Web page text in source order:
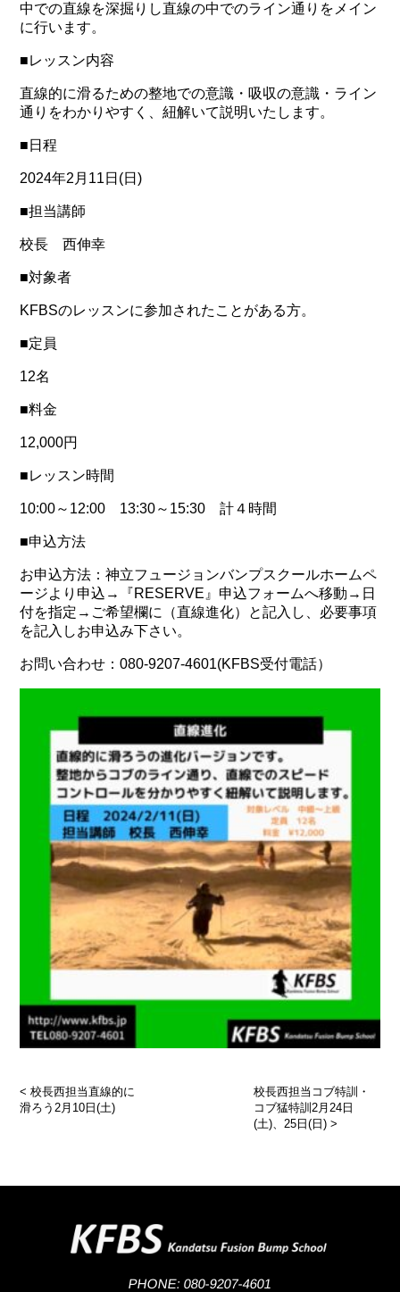
中での直線を深掘りし直線の中でのライン通りをメイン
に行います。
■レッスン内容
直線的に滑るための整地での意識・吸収の意識・ライン
通りをわかりやすく、紐解いて説明いたします。
■日程
2024年2月11日(日)
■担当講師
校長 西伸幸
■対象者
KFBSのレッスンに参加されたことがある方。
■定員
12名
■料金
12,000円
■レッスン時間
10:00～12:00 13:30～15:30 計４時間
■申込方法
お申込方法：神立フュージョンバンプスクールホームペ
ージより申込→『RESERVE』申込フォームへ移動→日
付を指定→ご希望欄に（直線進化）と記入し、必要事項
を記入しお申込み下さい。
お問い合わせ：080-9207-4601(KFBS受付電話）
<校長西担当直線的に
滑ろう2月10日(土)
校長西担当コブ特訓・
コブ猛特訓2月24日
(土)、25日(日) >
PHONE: 080-9207-4601